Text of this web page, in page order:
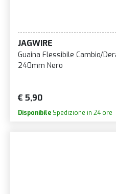
JAGWIRE
Guaina Flessibile Cambio/
240mm Nero
€ 5,90
Disponibile Spedizione in 24 ore